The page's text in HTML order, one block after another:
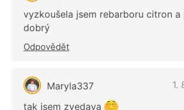
vyzkoušela jsem rebarboru citron a
dobrý
Odpovědět
Maryla337
1.
tak jsem zvedava